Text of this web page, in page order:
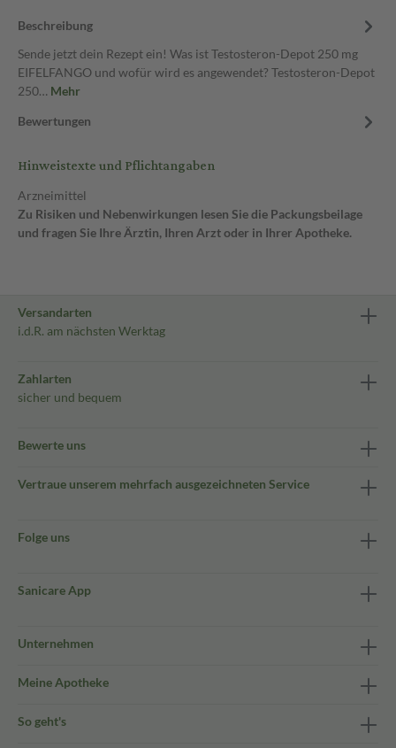
Beschreibung
Sende jetzt dein Rezept ein! Was ist Testosteron-Depot 250 mg
EIFELFANGO und wofür wird es angewendet? Testosteron-Depot
250… Mehr
Bewertungen
Hinweistexte und Pflichtangaben
Arzneimittel
Zu Risiken und Nebenwirkungen lesen Sie die Packungsbeilage
und fragen Sie Ihre Ärztin, Ihren Arzt oder in Ihrer Apotheke.
Versandarten
i.d.R. am nächsten Werktag
Zahlarten
sicher und bequem
Bewerte uns
Vertraue unserem mehrfach ausgezeichneten Service
Folge uns
Sanicare App
Unternehmen
Meine Apotheke
So geht's